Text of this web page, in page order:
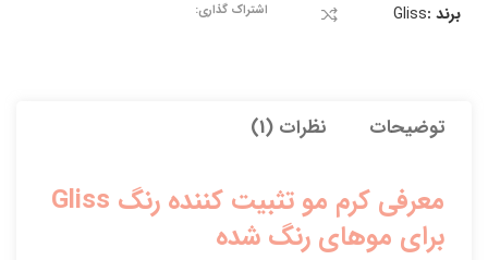
برند :Gliss اشتراک گذاری:
توضیحات نظرات (1)
معرفی کرم مو تثبیت کننده رنگ Gliss
برای موهای رنگ شده